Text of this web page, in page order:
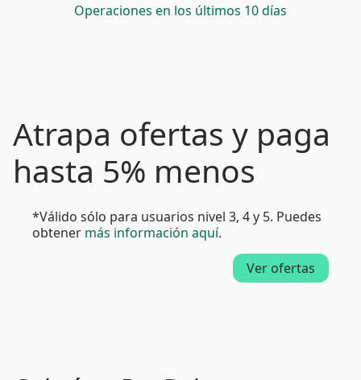
Operaciones en los últimos 10 días
Atrapa ofertas y paga
hasta 5% menos
*Válido sólo para usuarios nivel 3, 4 y 5. Puedes
obtener más información aquí.
Ver ofertas